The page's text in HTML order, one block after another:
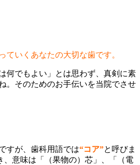
ていくあなたの大切な歯です。
何でもよい」とは思わず、真剣に素
。そのためのお手伝いを当院でさせ
すが、歯科用語では“コア”と呼びま
、意味は「（果物の）芯」、「（電